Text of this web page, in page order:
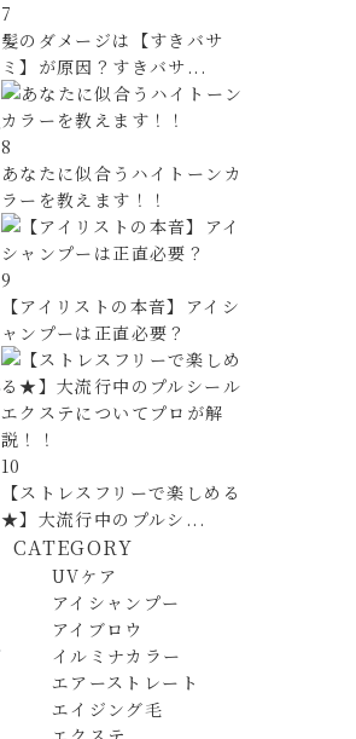
7
髪のダメージは【すきバサ
ミ】が原因？すきバサ...
8
あなたに似合うハイトーンカ
ラーを教えます！！
9
【アイリストの本音】アイシ
ャンプーは正直必要？
10
【ストレスフリーで楽しめる
★】大流行中のプルシ...
CATEGORY
UVケア
アイシャンプー
アイブロウ
イルミナカラー
エアーストレート
エイジング毛